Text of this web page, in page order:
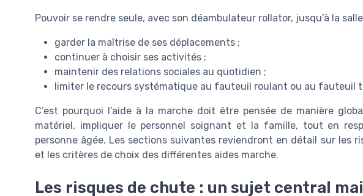
Pouvoir se rendre seule, avec son déambulateur rollator, jusqu’à la
garder la maîtrise de ses déplacements ;
continuer à choisir ses activités ;
maintenir des relations sociales au quotidien ;
limiter le recours systématique au fauteuil roulant ou au fauteuil
C’est pourquoi l’aide à la marche doit être pensée de manière
matériel, impliquer le personnel soignant et la famille, tout en
personne âgée. Les sections suivantes reviendront en détail sur les
et les critères de choix des différentes aides marche.
Les risques de chute : un sujet central